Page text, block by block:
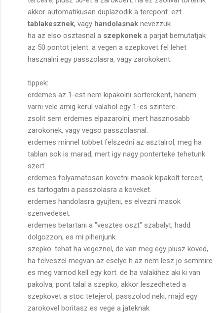
akkor automatikusan duplazodik a tercpont. ezt
tablakesznek, vagy handolasnak nevezzuk.
ha az elso osztasnal a szepkonek a parjat bemutatjak
az 50 pontot jelent. a vegen a szepkovet fel lehet
hasznalni egy passzolasra, vagy zarokokent.
tippek:
erdemes az 1-est nem kipakolni sorterckent, hanem
varni vele amig kerul valahol egy 1-es szinterc.
zsolit sem erdemes elpazarolni, mert hasznosabb
zarokonek, vagy vegso passzolasnal.
erdemes minnel tobbet felszedni az asztalrol, meg ha
tablan sok is marad, mert igy nagy ponterteke tehetunk
szert.
erdemes folyamatosan kovetni masok kipakolt terceit,
es tartogatni a passzolasra a koveket.
erdemes handolasra gyujteni, es elvezni masok
szenvedeset.
erdemes betartani a "vesztes oszt" szabalyt, hadd
dolgozzon, es mi pihenjunk.
szepko: tehat ha vegeznel, de van meg egy plusz koved,
ha felveszel megvan az eselye h az nem lesz jo semmire
es meg varnod kell egy kort. de ha valakihez aki ki van
pakolva, pont talal a szepko, akkor leszedheted a
szepkovet a stoc tetejerol, passzolod neki, majd egy
zarokovel boritasz es vege a jateknak